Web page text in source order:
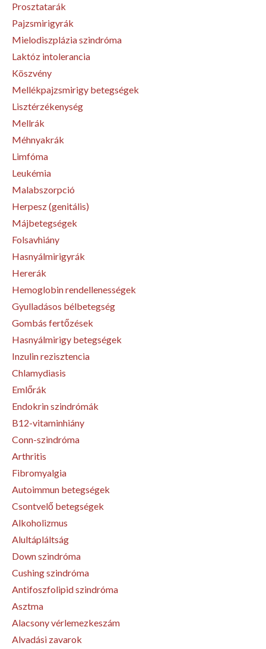
Prosztatarák
Pajzsmirigyrák
Mielodiszplázia szindróma
Laktóz intolerancia
Köszvény
Mellékpajzsmirigy betegségek
Lisztérzékenység
Mellrák
Méhnyakrák
Limfóma
Leukémia
Malabszorpció
Herpesz (genitális)
Májbetegségek
Folsavhiány
Hasnyálmirigyrák
Hererák
Hemoglobin rendellenességek
Gyulladásos bélbetegség
Gombás fertőzések
Hasnyálmirigy betegségek
Inzulin rezisztencia
Chlamydiasis
Emlőrák
Endokrin szindrómák
B12-vitaminhiány
Conn-szindróma
Arthritis
Fibromyalgia
Autoimmun betegségek
Csontvelő betegségek
Alkoholizmus
Alultápláltság
Down szindróma
Cushing szindróma
Antifoszfolipid szindróma
Asztma
Alacsony vérlemezkeszám
Alvadási zavarok